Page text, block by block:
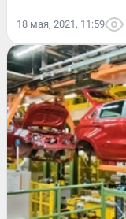
18 мая, 2021, 11:59